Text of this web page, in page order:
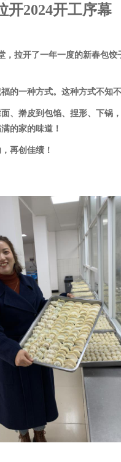
开2024开工序幕
，拉开了一年一度的新春包
的一种方式。这种方式不知
、擀皮到包馅、捏形、下锅
的家的味道！
再创佳绩！